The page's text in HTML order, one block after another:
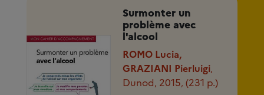
Surmonter un
problème avec
l'alcool
ROMO Lucia,
GRAZIANI Pierluigi,
Dunod, 2015,(231 p.)